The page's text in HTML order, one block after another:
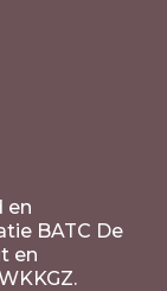
en
BATC De
en